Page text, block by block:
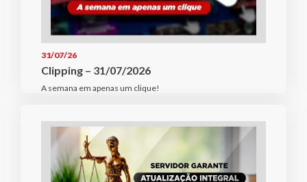
31/07/26
Clipping – 31/07/2026
A semana em apenas um clique!